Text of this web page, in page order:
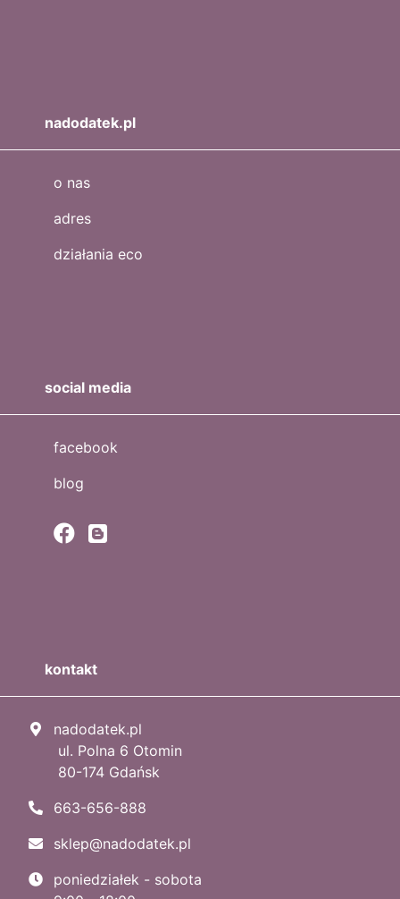
nadodatek.pl
o nas
adres
działania eco
social media
facebook
blog
kontakt
nadodatek.pl
ul. Polna 6 Otomin
80-174 Gdańsk
663-656-888
sklep@nadodatek.pl
poniedziałek - sobota